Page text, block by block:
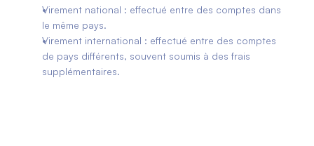
Virement national : effectué entre des comptes dans
le même pays.
Virement international : effectué entre des comptes
de pays différents, souvent soumis à des frais
supplémentaires.